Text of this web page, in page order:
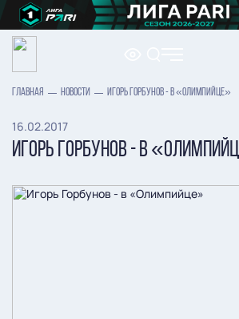
ГЛАВНАЯ НОВОСТИ ИГОРЬ ГОРБУНОВ - В «ОЛИМПИЙЦЕ»
16.02.2017
ИГОРЬ ГОРБУНОВ - В